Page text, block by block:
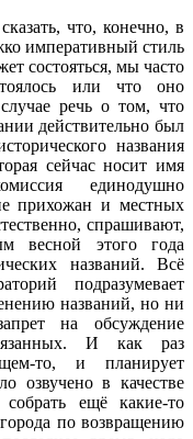
что, конечно, в
императивный стиль
состояться, мы часто
или что оно
речь о том, что
действительно был
названия
сейчас носит имя
единодушно
прихожан и местных
спрашивают,
весной этого года
названий. Всё
подразумевает
названий, но ни
на обсуждение
И как раз
то, и планирует
озвучено в качестве
ещё какие-то
по возвращению